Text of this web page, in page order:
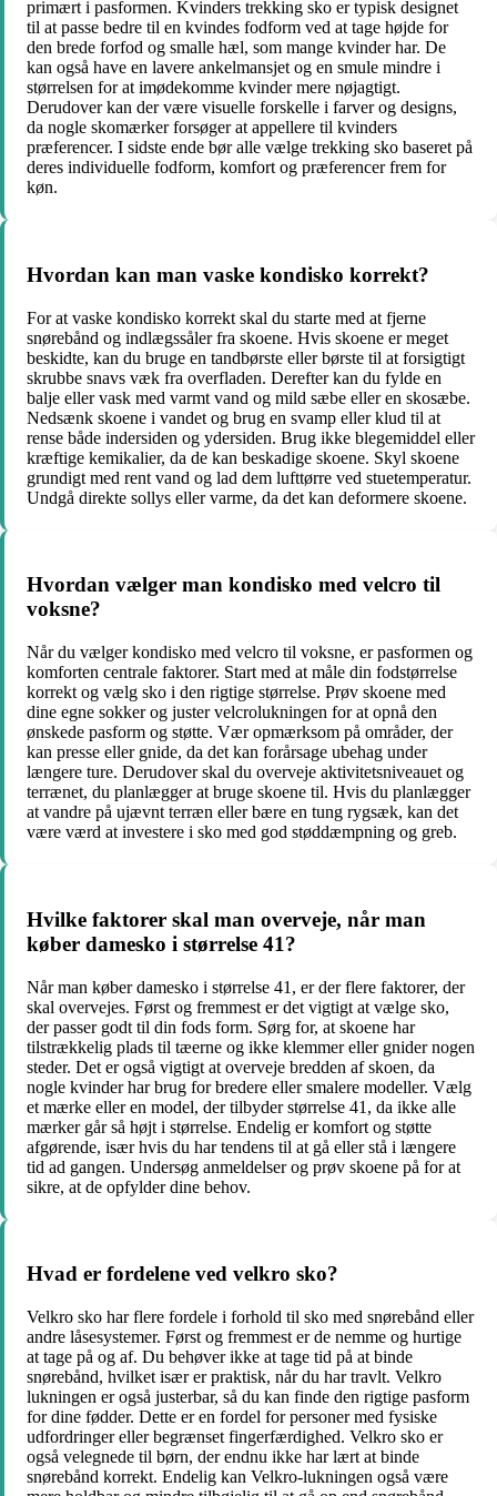
primært i pasformen. Kvinders trekking sko er typisk designet
til at passe bedre til en kvindes fodform ved at tage højde for
den brede forfod og smalle hæl, som mange kvinder har. De
kan også have en lavere ankelmansjet og en smule mindre i
størrelsen for at imødekomme kvinder mere nøjagtigt.
Derudover kan der være visuelle forskelle i farver og designs,
da nogle skomærker forsøger at appellere til kvinders
præferencer. I sidste ende bør alle vælge trekking sko baseret på
deres individuelle fodform, komfort og præferencer frem for
køn.
Hvordan kan man vaske kondisko korrekt?
For at vaske kondisko korrekt skal du starte med at fjerne
snørebånd og indlægssåler fra skoene. Hvis skoene er meget
beskidte, kan du bruge en tandbørste eller børste til at forsigtigt
skrubbe snavs væk fra overfladen. Derefter kan du fylde en
balje eller vask med varmt vand og mild sæbe eller en skosæbe.
Nedsænk skoene i vandet og brug en svamp eller klud til at
rense både indersiden og ydersiden. Brug ikke blegemiddel eller
kræftige kemikalier, da de kan beskadige skoene. Skyl skoene
grundigt med rent vand og lad dem lufttørre ved stuetemperatur.
Undgå direkte sollys eller varme, da det kan deformere skoene.
Hvordan vælger man kondisko med velcro til
voksne?
Når du vælger kondisko med velcro til voksne, er pasformen og
komforten centrale faktorer. Start med at måle din fodstørrelse
korrekt og vælg sko i den rigtige størrelse. Prøv skoene med
dine egne sokker og juster velcrolukningen for at opnå den
ønskede pasform og støtte. Vær opmærksom på områder, der
kan presse eller gnide, da det kan forårsage ubehag under
længere ture. Derudover skal du overveje aktivitetsniveauet og
terrænet, du planlægger at bruge skoene til. Hvis du planlægger
at vandre på ujævnt terræn eller bære en tung rygsæk, kan det
være værd at investere i sko med god støddæmpning og greb.
Hvilke faktorer skal man overveje, når man
køber damesko i størrelse 41?
Når man køber damesko i størrelse 41, er der flere faktorer, der
skal overvejes. Først og fremmest er det vigtigt at vælge sko,
der passer godt til din fods form. Sørg for, at skoene har
tilstrækkelig plads til tæerne og ikke klemmer eller gnider nogen
steder. Det er også vigtigt at overveje bredden af skoen, da
nogle kvinder har brug for bredere eller smalere modeller. Vælg
et mærke eller en model, der tilbyder størrelse 41, da ikke alle
mærker går så højt i størrelse. Endelig er komfort og støtte
afgørende, især hvis du har tendens til at gå eller stå i længere
tid ad gangen. Undersøg anmeldelser og prøv skoene på for at
sikre, at de opfylder dine behov.
Hvad er fordelene ved velkro sko?
Velkro sko har flere fordele i forhold til sko med snørebånd eller
andre låsesystemer. Først og fremmest er de nemme og hurtige
at tage på og af. Du behøver ikke at tage tid på at binde
snørebånd, hvilket især er praktisk, når du har travlt. Velkro
lukningen er også justerbar, så du kan finde den rigtige pasform
for dine fødder. Dette er en fordel for personer med fysiske
udfordringer eller begrænset fingerfærdighed. Velkro sko er
også velegnede til børn, der endnu ikke har lært at binde
snørebånd korrekt. Endelig kan Velkro-lukningen også være